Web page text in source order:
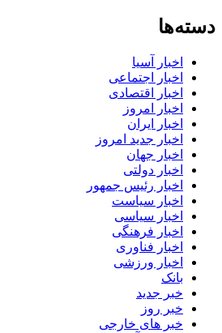
دسته‌ها
اخبار آسیا
اخبار اجتماعی
اخبار اقتصادی
اخبار امروز
اخبار ایران
اخبار جدید امروز
اخبار جهان
اخبار دولتی
اخبار رئیس جمهور
اخبار سیاست
اخبار سیاسی
اخبار فرهنگی
اخبار فناوری
اخبار ورزشی
بانک
خبر جدید
خبر روز
خبر های خارجی